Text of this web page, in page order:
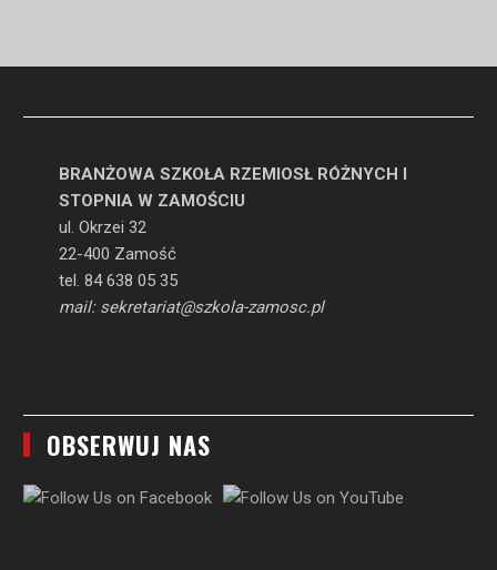
BRANŻOWA SZKOŁA RZEMIOSŁ RÓŻNYCH I
STOPNIA W ZAMOŚCIU
ul. Okrzei 32
22-400 Zamość
tel. 84 638 05 35
mail: sekretariat@szkola-zamosc.pl
OBSERWUJ NAS